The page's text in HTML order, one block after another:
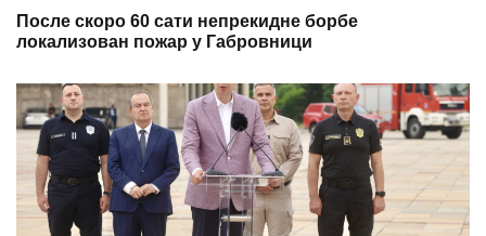
После скоро 60 сати непрекидне борбе
локализован пожар у Габровници